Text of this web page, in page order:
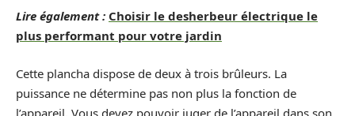
Lire également : Choisir le desherbeur électrique le
plus performant pour votre jardin
Cette plancha dispose de deux à trois brûleurs. La
puissance ne détermine pas non plus la fonction de
l’appareil. Vous devez pouvoir juger de l’appareil dans son